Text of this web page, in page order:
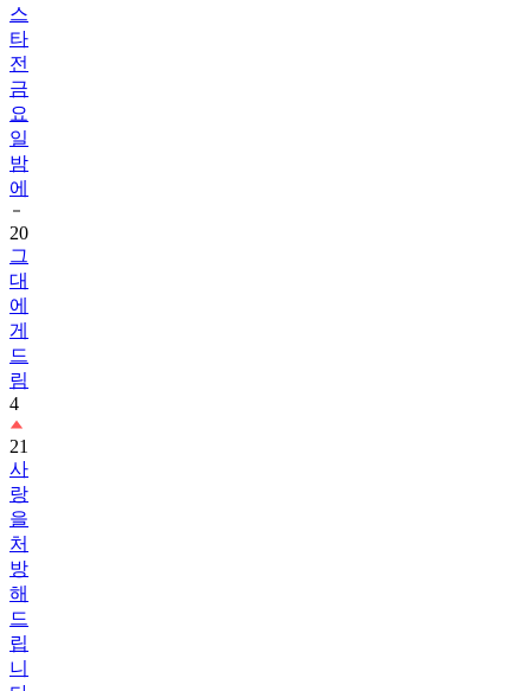
스
타
전
금
요
일
밤
에
20
그
대
에
게
드
림
4
21
사
랑
을
처
방
해
드
립
니